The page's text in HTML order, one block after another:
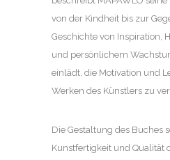
von der Kindheit bis zur
Geschichte von Inspiration,
und persönlichem
einlädt, die Motivation und
Werken des Künstlers zu
Die Gestaltung des Buches
Kunstfertigkeit und Qualität